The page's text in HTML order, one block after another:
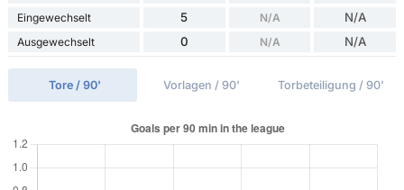
Eingewechselt 5 N/A N/A
Ausgewechselt 0 N/A N/A
Tore / 90' Vorlagen / 90' Torbeteiligung / 90'